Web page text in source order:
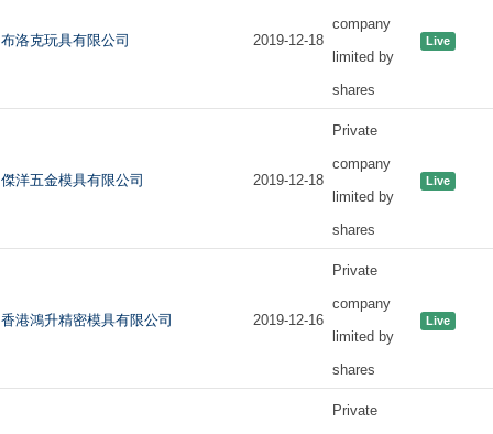
布洛克玩具有限公司 2019-12-18
company
limited by
shares
Live
傑洋五金模具有限公司 2019-12-18
Private
company
limited by
shares
Live
香港鴻升精密模具有限公司 2019-12-16
Private
company
limited by
shares
Live
Private